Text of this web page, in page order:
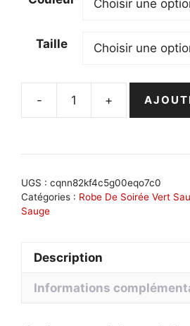
Taille
-
quantité
vert
sauge
+
UGS : cqnn82kf4c5g00eqo7c0
Catégories : Robe De Soirée Vert
Sauge
Description
Informations